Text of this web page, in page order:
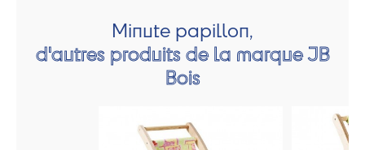
Minute papillon,
d'autres produits de la marque JB
Bois